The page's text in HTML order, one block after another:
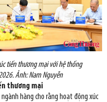
tiến thương mại với hệ thống
Ảnh: Nam Nguyễn
thương mại
hàng cho rằng hoạt động xúc